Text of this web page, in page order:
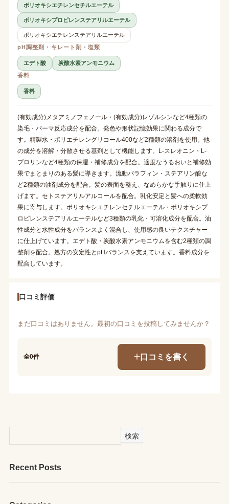
ポリオキシエチレンセチルエーテル
ポリオキシプロピレンステアリルエーテル
ポリオキシエチレンステアリルエーテル
pH調整剤・キレート剤・塩類
エデト酸
炭酸水素アンモニウム
香料
香料
(有効成分)メタアミノフェノール・(有効成分)レゾルシンなど4種類の
染毛・パーマ反応成分を配合。発色や形状記憶効果に関わる成分で
す。精製水・ポリエチレングリコール400など2種類の溶剤を使用。他
の成分を溶解・分散させる基剤として機能します。L-スレオニン・L-
プロリンなど4種類の保湿・補修成分を配合。適度なうるおいと補修効
果でまとまりのある髪に導きます。流動パラフィン・ステアリン酸な
ど2種類の油剤成分を配合。髪の表面を整え、なめらかな手触りに仕上
げます。セトステアリルアルコールを配合。乳化安定と髪への柔軟効
果に寄与します。ポリオキシエチレンセチルエーテル・ポリオキシプ
ロピレンステアリルエーテルなど3種類の乳化・可溶化成分を配合。油
性成分と水性成分をバランスよく混合し、使用感の良いテクスチャー
に仕上げています。エデト酸・炭酸水素アンモニウムを含む2種類の調
整剤を配合。処方の安定性とpHバランスを支えています。香料成分を
配合しています。
口コミ評価
まだ口コミはありません。最初の口コミを投稿してみませんか？
全0件 口コミを書く
検索
Recent Posts